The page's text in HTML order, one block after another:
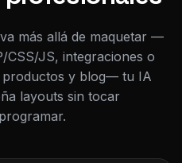
más allá de maquetar —
CSS/JS, integraciones o
productos y blog— tu IA
layouts sin tocar